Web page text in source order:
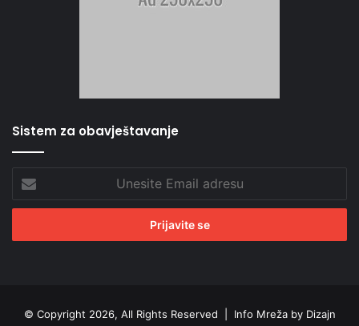
Sistem za obavještavanje
Email
adresu
© Copyright 2026, All Rights Reserved | Info Mreža by Dizajn